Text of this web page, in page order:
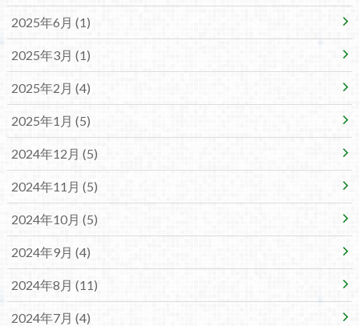
2025年6月 (1)
2025年3月 (1)
2025年2月 (4)
2025年1月 (5)
2024年12月 (5)
2024年11月 (5)
2024年10月 (5)
2024年9月 (4)
2024年8月 (11)
2024年7月 (4)